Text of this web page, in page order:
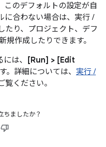
このデフォルトの設定が自
に合わない場合は、実行 /
たり、プロジェクト、デフ
規作成したりできます。
は、
[Run] > [Edit
。詳細については、 実行 /
覧ください。
ちましたか？